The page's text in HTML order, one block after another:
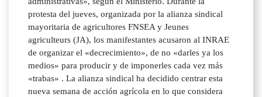
protesta del jueves, organizada por la alianza sindical
mayoritaria de agricultores FNSEA y Jeunes
agriculteurs (JA), los manifestantes acusaron al INRAE
de organizar el «decrecimiento», de no «darles ya los
medios» para producir y de imponerles cada vez más
«trabas» . La alianza sindical ha decidido centrar esta
nueva semana de acción agrícola en lo que considera